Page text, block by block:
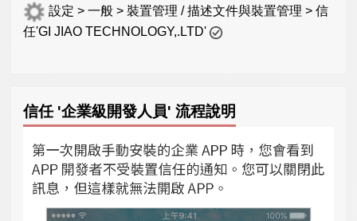
設定 > 一般 > 裝置管理 / 描述文件與裝置管理 > 信
任'GI JIAO TECHNOLOGY,.LTD'
信任 '企業級開發人員' 流程說明